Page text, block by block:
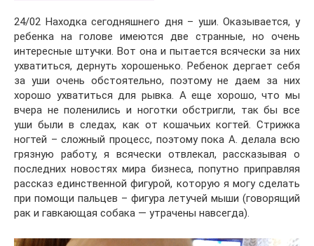
24/02 Находка сегодняшнего дня – уши. Оказывается, у
ребенка на голове имеются две странные, но очень
интересные штучки. Вот она и пытается всячески за них
ухватиться, дернуть хорошенько. Ребенок дергает себя
за уши очень обстоятельно, поэтому не даем за них
хорошо ухватиться для рывка. А еще хорошо, что мы
вчера не поленились и ноготки обстригли, так бы все
уши были в следах, как от кошачьих когтей. Стрижка
ногтей – сложный процесс, поэтому пока А. делала всю
грязную работу, я всячески отвлекал, рассказывая о
последних новостях мира бизнеса, попутно приправляя
рассказ единственной фигурой, которую я могу сделать
при помощи пальцев – фигура летучей мыши (говорящий
рак и гавкающая собака — утрачены навсегда).